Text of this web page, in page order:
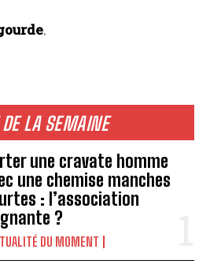
DE LA SEMAINE
une cravate homme
une chemise manches
: l’association
?
DU MOMENT
.